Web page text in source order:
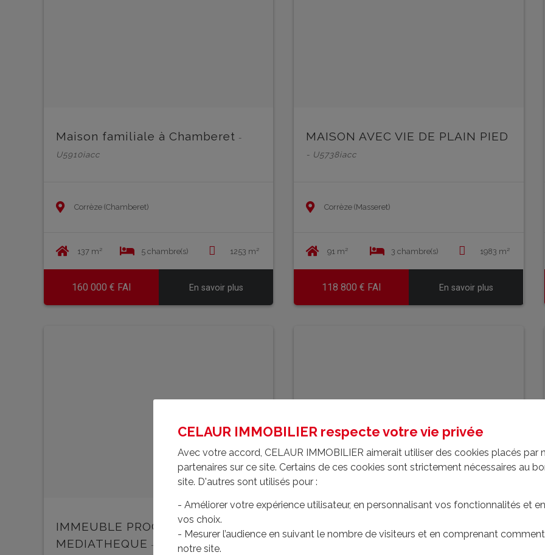
Maison familiale à Chamberet -
U5910iacc
Corrèze (Chamberet)
137 m² 5 chambre(s) 1253 m²
160 000 € FAI En savoir plus
MAISON AVEC VIE DE PLAIN PIED
- U5738iacc
Corrèze (Masseret)
91 m² 3 chambre(s) 1983 m²
118 800 € FAI En savoir plus
IMMEUBLE PROCHE
MEDIATHEQUE - T5989lsmr
MAISON DE CARACTERE- U5947IACC
CELAUR IMMOBILIER respecte votre vie privée
Avec votre accord, CELAUR IMMOBILIER aimerait utiliser des cookies placés par
partenaires sur ce site. Certains de ces cookies sont strictement nécessaires au
site. D'autres sont utilisés pour :
- Améliorer votre expérience utilisateur, en personnalisant vos fonctionnalités et
vos choix.
- Mesurer l’audience en suivant le nombre de visiteurs et en comprenant
notre site.